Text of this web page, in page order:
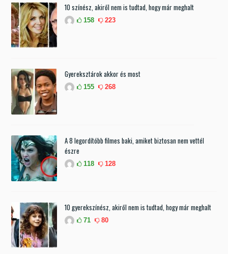
10 színész, akiről nem is tudtad, hogy már meghalt
158 223
Gyereksztárok akkor és most
155 268
A 8 legordítóbb filmes baki, amiket biztosan nem vettél
észre
118 128
10 gyerekszínész, akiről nem is tudtad, hogy már meghalt
71 80